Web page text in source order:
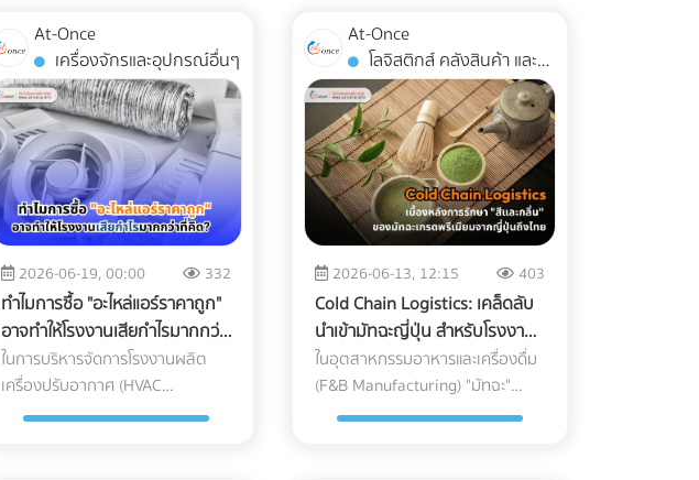
บาง ถือเป็นการรับความเสี่ยงที่ได้ไม่
คุ้มเสีย นี่คือ 3 ปัญหาหลักที่มักทำให้
อุปกรณ์พังจากภายใน: แรงสั่น
สะเทือน (Vibration & Micro-
shocks): เลนส์ เลเซอร์ และเซนเซอร์
ภายในอุปกรณ์มีความเปราะบางสูง
มาก แรงสั่นสะเทือนจากพื้นถนนที่ไม่
ราบเรียบสม่ำเสมอ สามารถทำให้
แผงวงจรหลวม หรือระบบเซนเซอร์
รวนได้โดยที่ภายนอกยังดูปกติ
สมบูรณ์ การเปลี่ยนแปลงอุณหภูมิ
และความชื้น (Temperature &
Humidity Excursions): อุปกรณ์
อิเล็กทรอนิกส์ทางการแพทย์หลาย
ชนิดมีข้อกำหนดเรื่องอุณหภูมิที่
ชัดเจน การอยู่ในตู้ขนส่งที่ร้อนอบอ้า
เขาไม่ได้มองหาสระว่ายน้ำสวยๆ
หรืออาหารเช้าแบบบุฟเฟต์เป็น
อันดับแรก แต่พวกเขากำลังมองหา
"ออฟฟิศส่วนตัวที่พักผ่อนได้" 3
กลยุทธ์เปลี่ยนโรงแรมให้เป็น
Nomad Hub ที่ทำกำไรสูงสุด หาก
ต้องการดึงดูดลูกค้ากลุ่มนี้ให้ยอม
จ่ายเงินหลักหมื่นถึงหลักแสนเพื่อ
เข้าพักระยะยาว คุณต้องปรับแต่ง
การนำเสนอใหม่ ดังนี้: 1. สร้าง
Landing Page เฉพาะกิจ
(Dedicated Landing Page) อย่า
ส่งลูกค้ากลุ่มนี้ไปที่หน้า Home ของ
เว็บไซต์โรงแรมทั่วไป ให้สร้างหน้า
Landing Page แยกออกมาต่างหาก
เพื่อขายแพ็กเกจ Long-stay โดย
ทิ้งร้างให้ฝุ่นเกาะ สามารถพลิกโฉม
เป็นจุดขายหลัก (Highlight) ที่ดึงดูด
ลูกค้าและสร้างมูลค่าเพิ่มให้กับธุรกิจ
ได้อย่างมหาศาล แต่การเสกพื้นที่
เปิดโล่งให้กลายเป็น Rooftop สุดปัง
นั้น ไม่ได้มีแค่เรื่องของการเลือก
เฟอร์นิเจอร์สวยๆ หรือจัดแสงไฟให้
ถ่ายรูปออกมาดูดีเท่านั้น หากคุณ
สุด นี่คือข้อควรรู้สำคัญที่คุณต้อง
เช็กให้ชัวร์ก่อนที่งบประมาณจะบาน
ปลาย 1. โครงสร้างอาคารเดิมรับน้ำ
หนักไหวหรือไม่? (Structural Load)
สิ่งแรกที่ต้องคำนึงถึงคือ "ความแข็ง
แรงของโครงสร้าง" ดาดฟ้าตึกแถว
อาหารแช่แข็ง (Frozen Food) ความ
ตั้งใจดีนี้มักจะถูกเบรกโดยฝ่าย R&D
และ QA ด้วยคำถามแทงใจดำที่ว่า...
"เปลี่ยนแพ็กเกจจิ้งแล้ว Shelf Life
จะสั้นลงไหม? สินค้าจะเกิดเกล็ดน้ำ
แข็ง (Freezer Burn) หรือเปล่า? และ
ถุงจะกรอบแตกในห้องเย็นไหม?"
ความกังวลนี้คือความจริงที่หลีก
แข็ง การใช้วัสดุรักษ์โลกแบบผิด
ประเภทอาจทำให้อายุการเก็บรักษาที่
เคยอยู่ได้นาน 1-2 ปี ลดลงอย่าง
ฮวบฮาบ หรือเกิดความเสียหาย
ระหว่างขนส่ง ซึ่งส่งผลกระทบอย่าง
รุนแรงต่อกำไรและชื่อเสียงของ
At-Once
เครื่องจักรและอุปกรณ์อื่นๆ
2026-06-19, 00:00 332
ทำไมการซื้อ "อะไหล่แอร์ราคาถูก"
อาจทำให้โรงงานเสียกำไรมากกว่า
ที่คิด?
ในการบริหารจัดการโรงงานผลิต
เครื่องปรับอากาศ (HVAC
Manufacturing) ตัวชี้วัดสำคัญที่
At-Once
การจัดส่ง
2026-06-13, 12:15 403
Cold Chain Logistics: เคล็ดลับ
นำเข้ามัทฉะญี่ปุ่น สำหรับโรงงาน
F&B
ในอุตสาหกรรมอาหารและเครื่องดื่ม
(F&B Manufacturing) "มัทฉะ"
(Matcha) ถือเป็นหนึ่งในวัตถุดิบที่มี